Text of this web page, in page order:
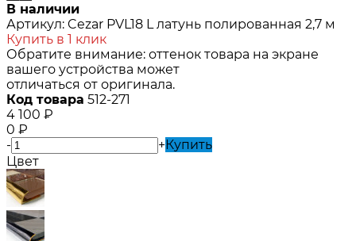
В наличии
Артикул: Cezar PVL18 L латунь полированная 2,7 м
Купить в 1 клик
Обратите внимание: оттенок товара на экране
вашего устройства может
отличаться от оригинала.
Код товара 512-271
4 100 ₽
0 ₽
-
+Купить
Цвет